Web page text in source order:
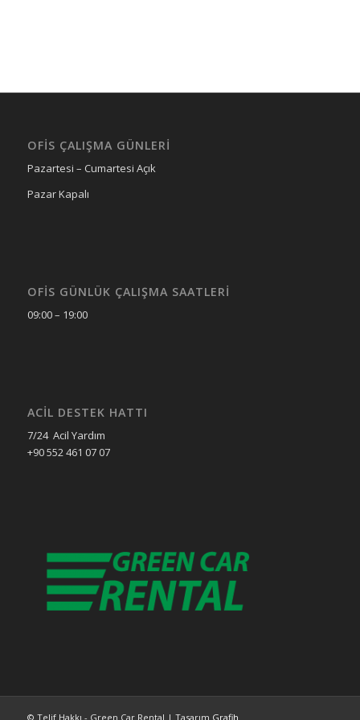
OFIS ÇALIŞMA GÜNLERI
Pazartesi – Cumartesi Açık
Pazar Kapalı
OFIS GÜNLÜK ÇALIŞMA SAATLERI
09:00 – 19:00
ACIL DESTEK HATTI
7/24 Acil Yardım
+90 552 461 07 07
© Telif Hakkı - Green Car Rental | Tasarım Grafih